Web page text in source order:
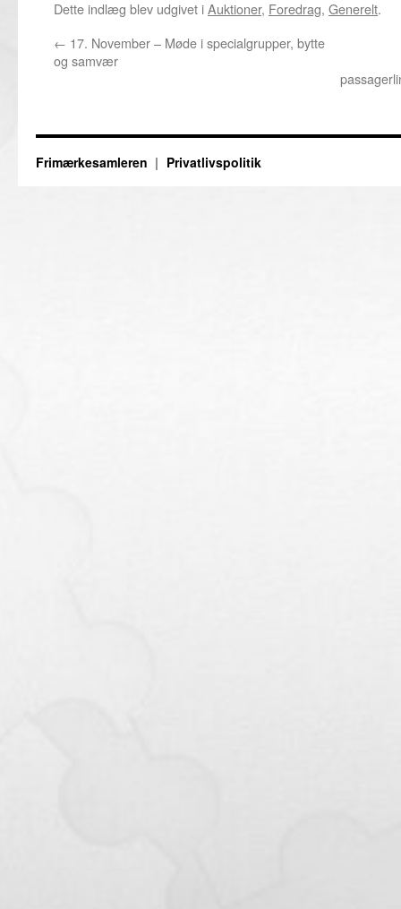
Dette indlæg blev udgivet iAuktioner, Foredrag, Generelt.
← 17. November – Møde i specialgrupper, bytte
og samvær
Frimærkesamleren Privatlivspolitik